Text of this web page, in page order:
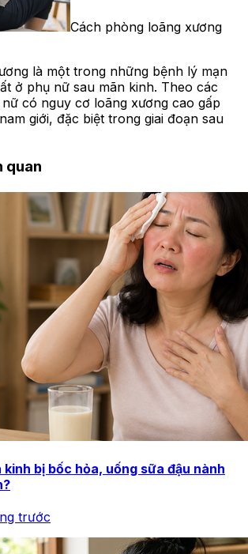
Cách phòng loãng xương
là một trong những bệnh lý mạn
ở phụ nữ sau mãn kinh. Theo các
có nguy cơ loãng xương cao gấp
giới, đặc biệt trong giai đoạn sau
quan
kinh bị bốc hỏa, uống sữa đậu nành
trước